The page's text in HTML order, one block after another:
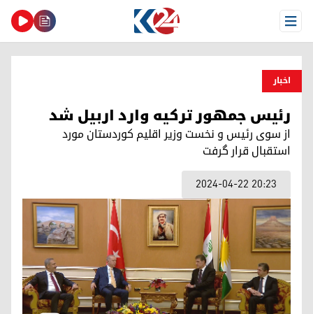
Open Menu
اخبار
رئیس جمهور ترکیه وارد اربیل شد
از سوی رئیس و نخست وزیر اقلیم کوردستان مورد
استقبال قرار گرفت
2024-04-22 20:23